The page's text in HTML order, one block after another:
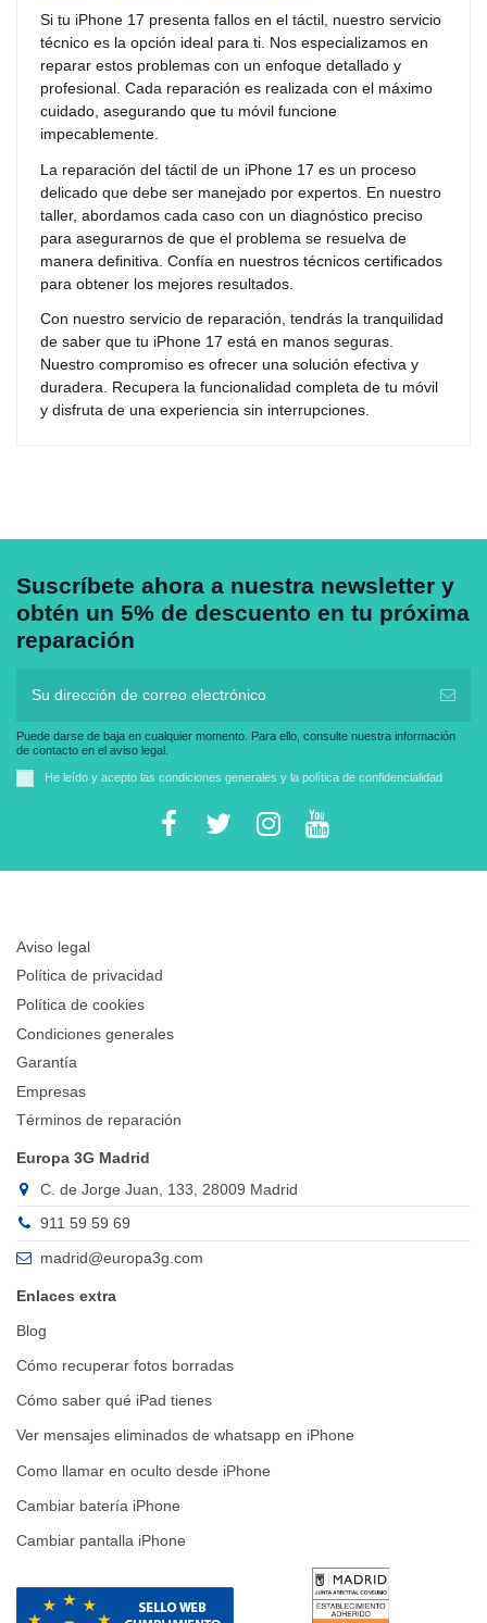
Si tu iPhone 17 presenta fallos en el táctil, nuestro servicio
técnico es la opción ideal para ti. Nos especializamos en
reparar estos problemas con un enfoque detallado y
profesional. Cada reparación es realizada con el máximo
cuidado, asegurando que tu móvil funcione
impecablemente.
La reparación del táctil de un iPhone 17 es un proceso
delicado que debe ser manejado por expertos. En nuestro
taller, abordamos cada caso con un diagnóstico preciso
para asegurarnos de que el problema se resuelva de
manera definitiva. Confía en nuestros técnicos certificados
para obtener los mejores resultados.
Con nuestro servicio de reparación, tendrás la tranquilidad
de saber que tu iPhone 17 está en manos seguras.
Nuestro compromiso es ofrecer una solución efectiva y
duradera. Recupera la funcionalidad completa de tu móvil
y disfruta de una experiencia sin interrupciones.
Suscríbete ahora a nuestra newsletter y
obtén un 5% de descuento en tu próxima
reparación
Puede darse de baja en cualquier momento. Para ello, consulte nuestra información
de contacto en el aviso legal.
He leído y acepto las condiciones generales y la política de confidencialidad
Aviso legal
Política de privacidad
Política de cookies
Condiciones generales
Garantía
Empresas
Términos de reparación
Europa 3G Madrid
C. de Jorge Juan, 133, 28009 Madrid
911 59 59 69
madrid@europa3g.com
Enlaces extra
Blog
Cómo recuperar fotos borradas
Cómo saber qué iPad tienes
Ver mensajes eliminados de whatsapp en iPhone
Como llamar en oculto desde iPhone
Cambiar batería iPhone
Cambiar pantalla iPhone